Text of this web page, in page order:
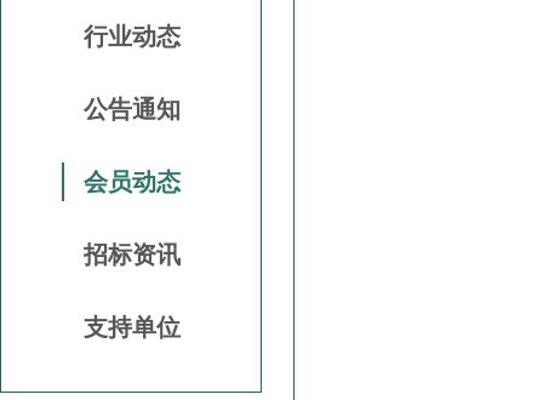
行业动态
公告通知
会员动态
招标资讯
支持单位